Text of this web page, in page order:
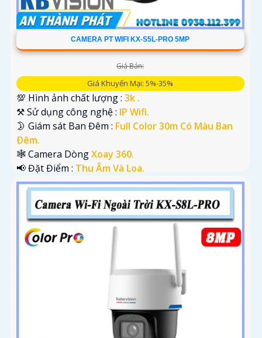
CAMERA PT WIFI KX-S5L-PRO 5MP
Giá Bán:
Giá Khuyến Mại: 5%-35%
💯 Hình ảnh chất lượng : 3k .
⚒ Sử dụng công nghệ : IP Wifi.
🌛 Giám sát Ban Đêm : Full Color 30m Có Màu Ban
Ðêm.
🕸️ Camera DòngXoay 360.
️📢 Đặt Điểm : Thu Âm Và Loa.